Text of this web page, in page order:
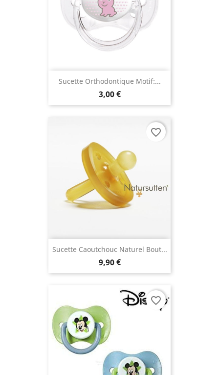
Sucette Orthodontique Motif:...
3,00 €
Sucette Caoutchouc Naturel Bout...
9,90 €
favorite_border
favorite_border